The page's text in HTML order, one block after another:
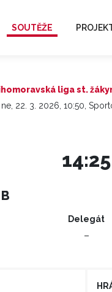
SOUTĚŽE
liga st.
ne, 22. 3. 2026, 10:50,
14:25
Delegát
–